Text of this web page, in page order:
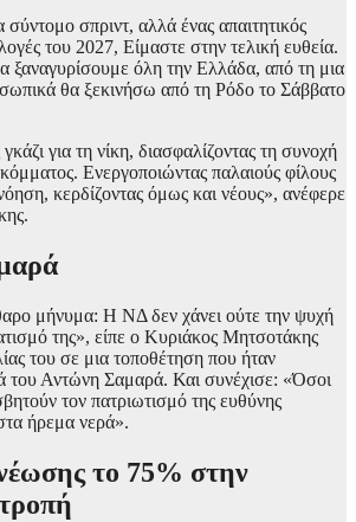
σύντομο σπριντ, αλλά ένας απαιτητικός
του 2027, Είμαστε στην τελική ευθεία.
ξαναγυρίσουμε όλη την Ελλάδα, από τη μια
θα ξεκινήσω από τη Ρόδο το Σάββατο
για τη νίκη, διασφαλίζοντας τη συνοχή
Ενεργοποιώντας παλαιούς φίλους
κερδίζοντας όμως και νέους», ανέφερε
μήνυμα: Η ΝΔ δεν χάνει ούτε την ψυχή
της», είπε ο Κυριάκος Μητσοτάκης
του σε μια τοποθέτηση που ήταν
του Αντώνη Σαμαρά. Και συνέχισε: «Όσοι
τον πατριωτισμό της ευθύνης
ήρεμα νερά».
το 75% στην